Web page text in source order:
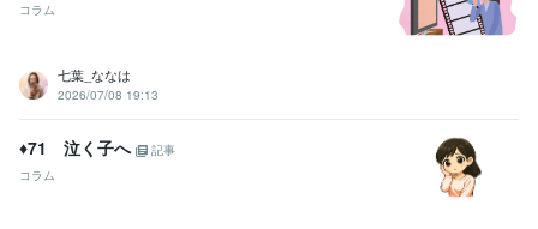
コラム
七葉_ななは
2026/07/08 19:13
♦︎71 泣く子へ
記事
コラム